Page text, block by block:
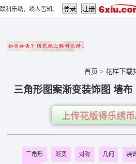
联科乐绣，绣人皆知。
首页 > 花样下载
三角形图案渐变装饰图 墙
上传花版得乐绣
三角形 渐变 对称 几何 装